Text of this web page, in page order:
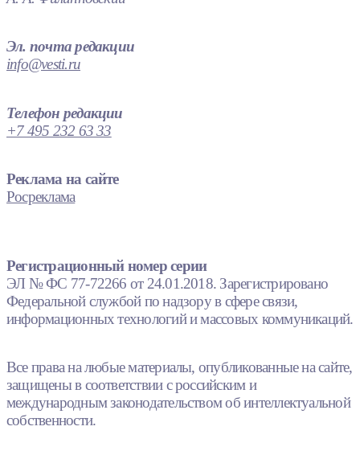
Эл. почта редакции
info@vesti.ru
Телефон редакции
+7 495 232 63 33
Реклама на сайте
Росреклама
Регистрационный номер серии
ЭЛ № ФС 77-72266 от 24.01.2018. Зарегистрировано
Федеральной службой по надзору в сфере связи,
информационных технологий и массовых коммуникаций.
Все права на любые материалы, опубликованные на сайте,
защищены в соответствии с российским и
международным законодательством об интеллектуальной
собственности.